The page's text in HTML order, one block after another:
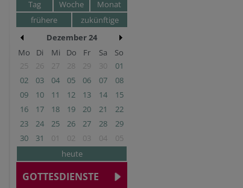
Tag Woche
Monat
frühere
zukünftige
Dezember 24
Mo
Di Mi Do Fr Sa
So
25
26 27 28 29 30
01
02
03 04 05 06 07
08
09
10 11 12 13 14
15
16
17 18 19 20 21
22
23
24 25 26 27 28
29
30
31 01 02 03 04
05
heute
GOTTESDIENSTE